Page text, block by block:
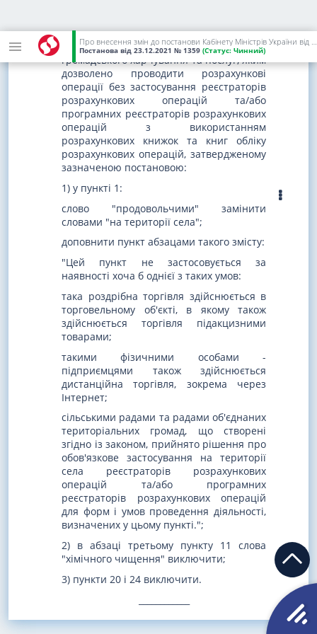
Про внесення змін до постанови Кабінету Міністрів України від 23 серпня 2000 р. N 1336
Постанова від 23.12.2021 № 1359 (Статус: Чинний)
2. У переліку окремих форм та умов
проведення діяльності у сфері торгівлі,
громадського харчування та послуг, яким
дозволено проводити розрахункові
операції без застосування реєстраторів
розрахункових операцій та/або
програмних реєстраторів розрахункових
операцій з використанням
розрахункових книжок та книг обліку
розрахункових операцій, затвердженому
зазначеною постановою:
1) у пункті 1:
слово "продовольчими" замінити
словами "на території села";
доповнити пункт абзацами такого змісту:
"Цей пункт не застосовується за
наявності хоча б однієї з таких умов:
така роздрібна торгівля здійснюється в
торговельному об'єкті, в якому також
здійснюється торгівля підакцизними
товарами;
такими фізичними особами -
підприємцями також здійснюється
дистанційна торгівля, зокрема через
Інтернет;
сільськими радами та радами об'єднаних
територіальних громад, що створені
згідно із законом, прийнято рішення про
обов'язкове застосування на території
села реєстраторів розрахункових
операцій та/або програмних
реєстраторів розрахункових операцій
для форм і умов проведення діяльності,
визначених у цьому пункті.";
2) в абзаці третьому пункту 11 слова
"хімічного чищення" виключити;
3) пункти 20 і 24 виключити.